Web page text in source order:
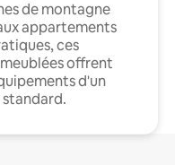
de montagne
appartements
ces
offrent
d'un